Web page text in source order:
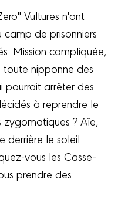
Vultures n'ont
camp de prisonniers
Mission compliquée,
nipponne des
pourrait arrêter des
à reprendre le
? Aïe,
derrière le soleil :
vous les Casse-
prendre des